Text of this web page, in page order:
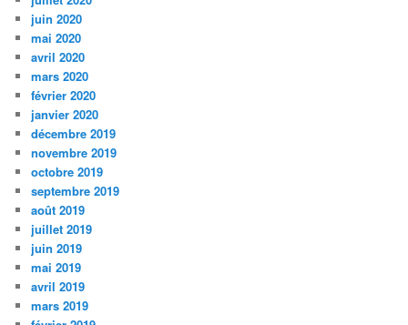
juin 2020
mai 2020
avril 2020
mars 2020
février 2020
janvier 2020
décembre 2019
novembre 2019
octobre 2019
septembre 2019
août 2019
juillet 2019
juin 2019
mai 2019
avril 2019
mars 2019